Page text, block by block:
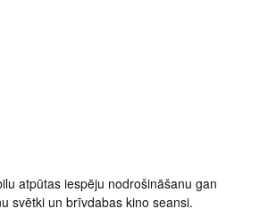
atpūtas iespēju nodrošināšanu gan
svētki un brīvdabas kino seansi.